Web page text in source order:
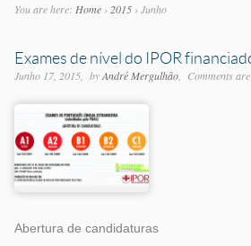
You are here: Home› 2015› Junho
Exames de nível do IPOR
Junho 17, 2015 byAndré Mergulhão Comments
Abertura de candidaturas